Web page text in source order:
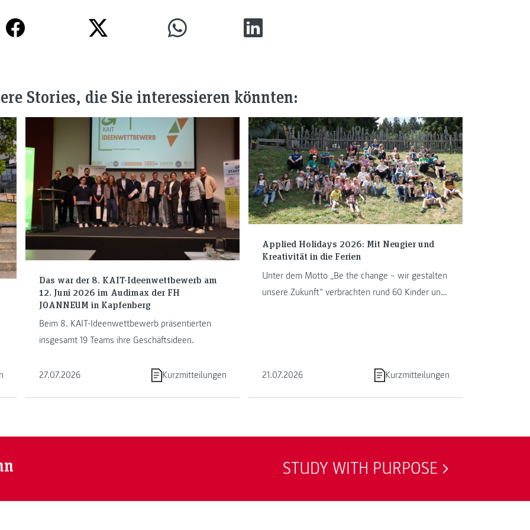
Stories, die Sie interessieren könnten:
Das war der 8. KAIT-Ideenwettbewerb am
12. Juni 2026 im Audimax der FH
JOANNEUM in Kapfenberg
Beim 8. KAIT-Ideenwettbewerb präsentierten
insgesamt 19 Teams ihre Geschäftsideen.
27.07.2026 Kurzmitteilungen
Applied Holidays 2026: Mit Neugier und
Kreativität in die Ferien
Unter dem Motto „Be the change – wir gestalten
unsere Zukunft“ verbrachten rund 60 Kinder und
21.07.2026 Kurzmitteilungen
STUDY WITH PURPOSE